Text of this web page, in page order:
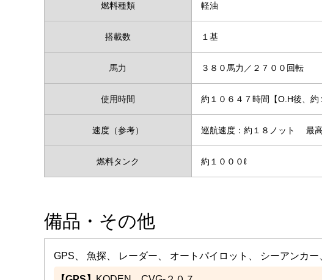
燃料種類 軽油
搭載数 １基
馬力 ３８０馬力／２７００回転
使用時間 約１０６４７時間【O.H後、約
速度（参考） 巡航速度：約１８ノット 最
燃料タンク 約１０００ℓ
備品・その他
GPS、 魚探、 レーダー、 オートパイロット、 シーアンカー